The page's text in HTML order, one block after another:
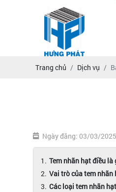
Trang chủ Dịch vụ
Ngày đăng: 03/03/
Tem nhãn hạt điều là
Vai trò của tem
Các loại tem nhãn